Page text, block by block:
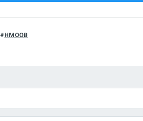
HMOOB